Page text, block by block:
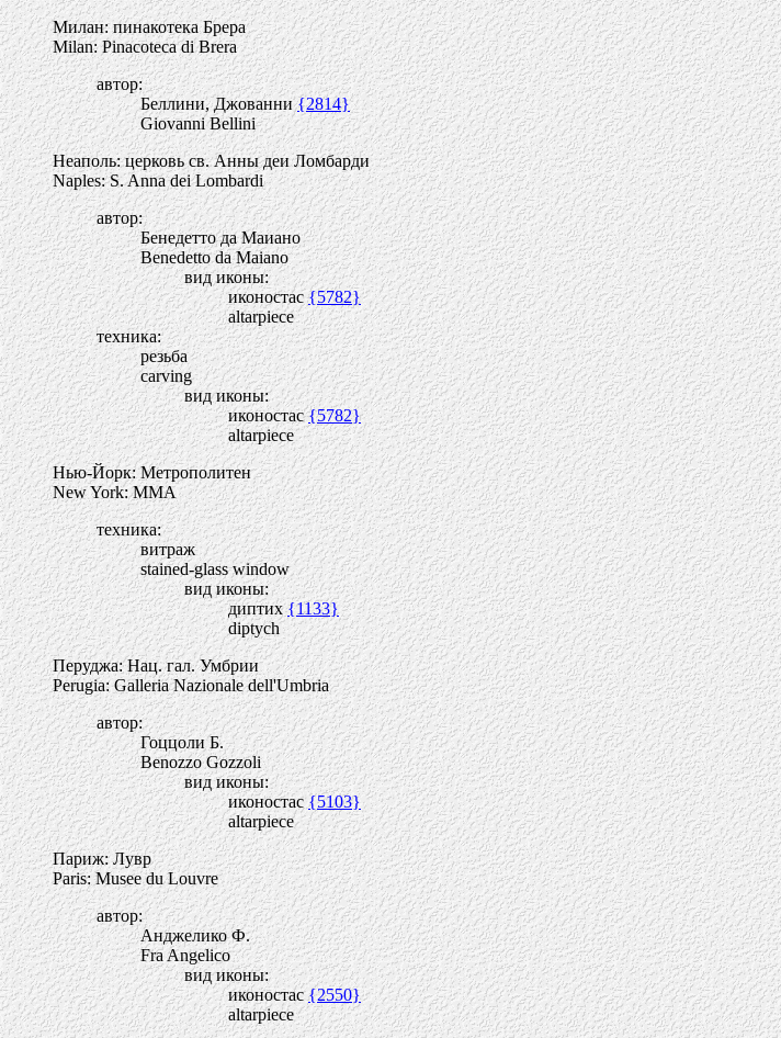
Милан: пинакотека Брера
Milan: Pinacoteca di Brera
автор:
Беллини, Джованни{2814}
Giovanni Bellini
Неаполь: церковь св. Анны деи Ломбарди
Naples: S. Anna dei Lombardi
автор:
Бенедетто да Маиано
Benedetto da Maiano
вид иконы:
иконостас{5782}
altarpiece
техника:
резьба
carving
вид иконы:
иконостас{5782}
altarpiece
Нью-Йорк: Метрополитен
New York: MMA
техника:
витраж
stained-glass window
вид иконы:
диптих{1133}
diptych
Перуджа: Нац. гал. Умбрии
Perugia: Galleria Nazionale dell'Umbria
автор:
Гоццоли Б.
Benozzo Gozzoli
вид иконы:
иконостас{5103}
altarpiece
Париж: Лувр
Paris: Musee du Louvre
автор:
Анджелико Ф.
Fra Angelico
вид иконы:
иконостас{2550}
altarpiece